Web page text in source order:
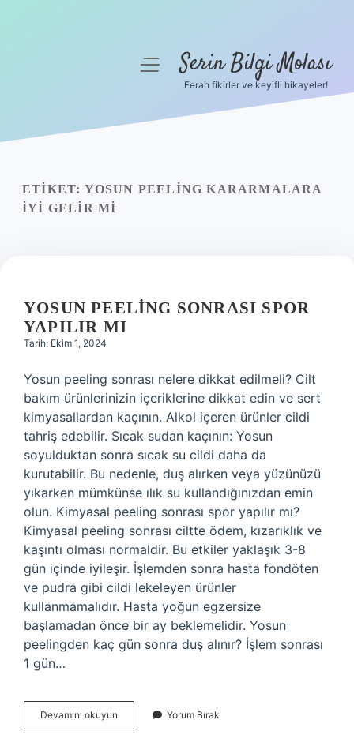
Yasal Uyarı
menüyüSerin Bilgi Molası
Ferah fikirler ve keyifli hikayeler!
ETIKET: YOSUN PEELING KARARMALARA
IYI GELIR MI
YOSUN PEELING SONRASI SPOR
YAPILIR MI
Tarih: Ekim 1, 2024
Yosun peeling sonrası nelere dikkat edilmeli? Cilt
bakım ürünlerinizin içeriklerine dikkat edin ve sert
kimyasallardan kaçının. Alkol içeren ürünler cildi
tahriş edebilir. Sıcak sudan kaçının: Yosun
soyulduktan sonra sıcak su cildi daha da
kurutabilir. Bu nedenle, duş alırken veya yüzünüzü
yıkarken mümkünse ılık su kullandığınızdan emin
olun. Kimyasal peeling sonrası spor yapılır mı?
Kimyasal peeling sonrası ciltte ödem, kızarıklık ve
kaşıntı olması normaldir. Bu etkiler yaklaşık 3-8
gün içinde iyileşir. İşlemden sonra hasta fondöten
ve pudra gibi cildi lekeleyen ürünler
kullanmamalıdır. Hasta yoğun egzersize
başlamadan önce bir ay beklemelidir. Yosun
peelingden kaç gün sonra duş alınır? İşlem sonrası
1 gün…
Devamını okuyun
Peeling
Yorum Bırak